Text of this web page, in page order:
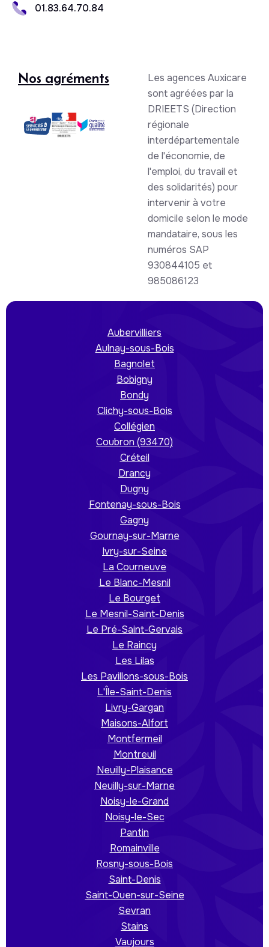
01.83.64.70.84
Nos agréments
Les agences Auxicare
sont agréées par la
DRIEETS (Direction
régionale
interdépartementale
de l'économie, de
l'emploi, du travail et
des solidarités) pour
intervenir à votre
domicile selon le mode
mandataire, sous les
numéros SAP
930844105 et
985086123
Aubervilliers
Aulnay-sous-Bois
Bagnolet
Bobigny
Bondy
Clichy-sous-Bois
Collégien
Coubron (93470)
Créteil
Drancy
Dugny
Fontenay-sous-Bois
Gagny
Gournay-sur-Marne
Ivry-sur-Seine
La Courneuve
Le Blanc-Mesnil
Le Bourget
Le Mesnil-Saint-Denis
Le Pré-Saint-Gervais
Le Raincy
Les Lilas
Les Pavillons-sous-Bois
L'Île-Saint-Denis
Livry-Gargan
Maisons-Alfort
Montfermeil
Montreuil
Neuilly-Plaisance
Neuilly-sur-Marne
Noisy-le-Grand
Noisy-le-Sec
Pantin
Romainville
Rosny-sous-Bois
Saint-Denis
Saint-Ouen-sur-Seine
Sevran
Stains
Vaujours